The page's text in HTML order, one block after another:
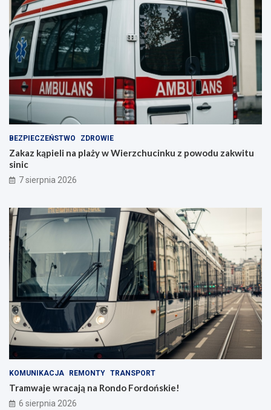
BEZPIECZEŃSTWO ZDROWIE
Zakaz kąpieli na plaży w Wierzchucinku z powodu zakwitu
sinic
7 sierpnia 2026
KOMUNIKACJA REMONTY TRANSPORT
Tramwaje wracają na Rondo Fordońskie!
6 sierpnia 2026